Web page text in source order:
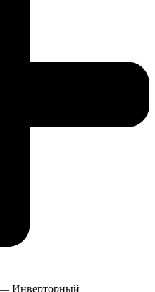
— Инверторный